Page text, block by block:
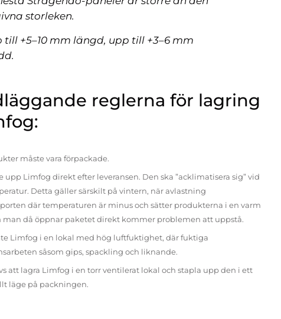
storleken.
till +5–10 mm längd, upp till +3–6 mm
reglerna för lagring
måste vara förpackade.
upp Limfog direkt efter leveransen. Den ska ”acklimatisera sig” vid
Detta gäller särskilt på vintern, när avlastning
där temperaturen är minus och sätter produkterna i en varm
man då öppnar paketet direkt kommer problemen att uppstå.
Limfog i en lokal med hög luftfuktighet, där fuktiga
såsom gips, spackling och liknande.
att lagra Limfog i en torr ventilerat lokal och stapla upp den i ett
läge på packningen.